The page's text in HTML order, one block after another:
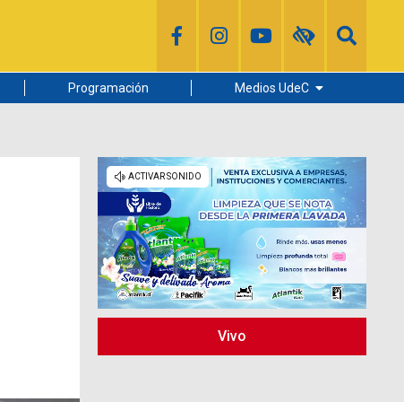
Programación Medios UdeC
Radio UdeC
Noticias UdeC
La Discusión
Vivo